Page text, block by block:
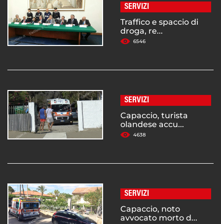
SERVIZI
Traffico e spaccio di
droga, re...
6546
SERVIZI
Capaccio, turista
olandese accu...
4638
SERVIZI
Capaccio, noto
avvocato morto d...